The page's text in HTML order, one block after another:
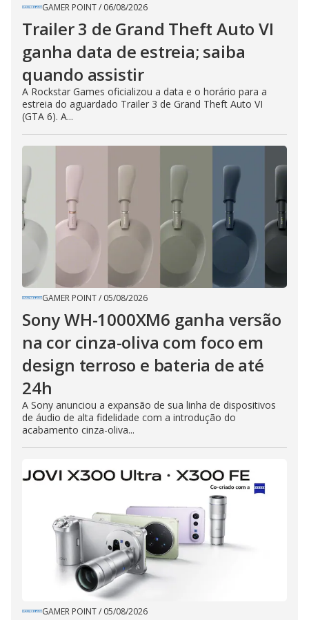
GAMER POINT/ 06/08/2026
Trailer 3 de Grand Theft Auto VI
ganha data de estreia; saiba
quando assistir
A Rockstar Games oficializou a data e o horário para a
estreia do aguardado Trailer 3 de Grand Theft Auto VI
(GTA 6). A...
GAMER POINT/ 05/08/2026
Sony WH-1000XM6 ganha versão
na cor cinza-oliva com foco em
design terroso e bateria de até
24h
A Sony anunciou a expansão de sua linha de dispositivos
de áudio de alta fidelidade com a introdução do
acabamento cinza-oliva...
GAMER POINT/ 05/08/2026